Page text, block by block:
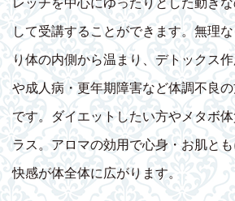
レッチを中心にゆったりとした動き
して受講することができます。無理
り体の内側から温まり、デトックス
や成人病・更年期障害など体調不良
です。ダイエットしたい方やメタボ
ラス。アロマの効用で心身・お肌と
快感が体全体に広がります。